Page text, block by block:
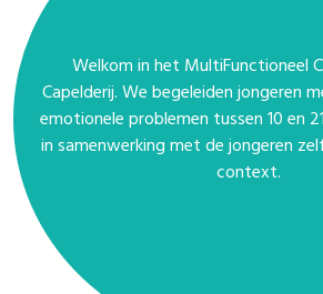
Welkom in het MultiFunctioneel
Capelderij. We begeleiden jongeren
emotionele problemen tussen 10 en
in samenwerking met de jongeren
context.